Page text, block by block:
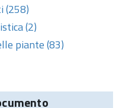
(258)
(2)
piante (83)